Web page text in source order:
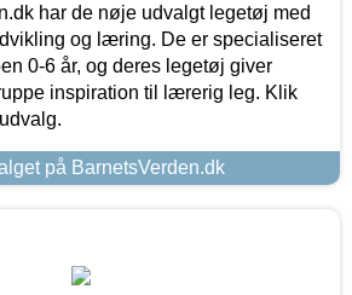
har de nøje udvalgt legetøj med
og læring. De er specialiseret
0-6 år, og deres legetøj giver
inspiration til lærerig leg. Klik
på BarnetsVerden.dk